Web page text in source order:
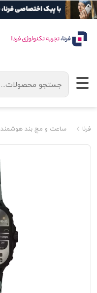
فرنا ساعت و مچ بند هوشمند